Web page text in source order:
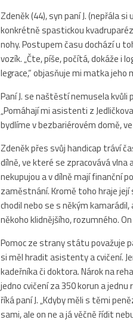
Zdeněk (44), syn paní J. (nepřála
konkrétně spastickou
nohy. Postupem času dochází u
vozík. „Čte, píše, počítá, dokáže i
legrace,“ objasňuje mi matka jeho
Paní J. se naštěstí nemusela kvůli
„Pomáhají mi asistenti z
bydlíme v bezbariérovém domě,
Zdeněk přes svůj handicap tráví
dílně, ve které se zpracovává vlna
nekupujou a v dílně mají finanční
zaměstnání. Kromě toho hraje její
chodil nebo se s někým
někoho klidnějšího, rozumného.
Pomoc ze strany státu považuje
si měl hradit asistenty a cvičení.
kadeřníka či doktora. Nárok na
jedno cvičení za 350 korun a
říká paní J. „Kdyby měli s těmi
sami, ale on ne a já věčně řídit